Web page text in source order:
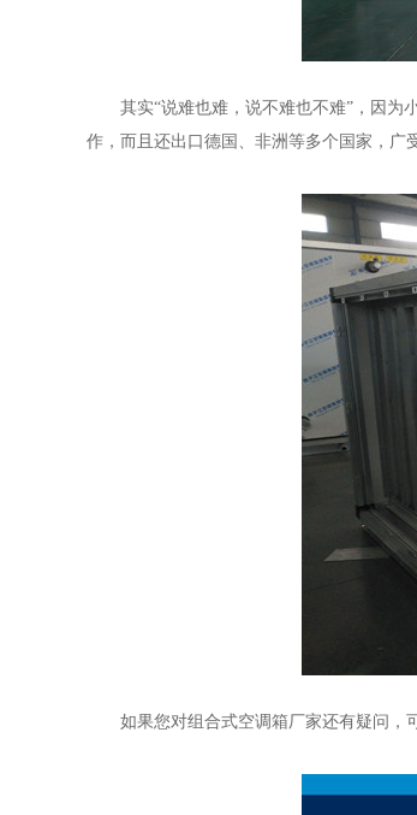
其实“说难也难，说不难也不难”，因为
作，而且还出口德国、非洲等多个国家，广
如果您对组合式空调箱厂家还有疑问，